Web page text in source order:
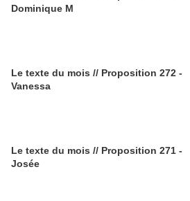
Dominique M
Le texte du mois // Proposition 272 -
Vanessa
Le texte du mois // Proposition 271 -
Josée